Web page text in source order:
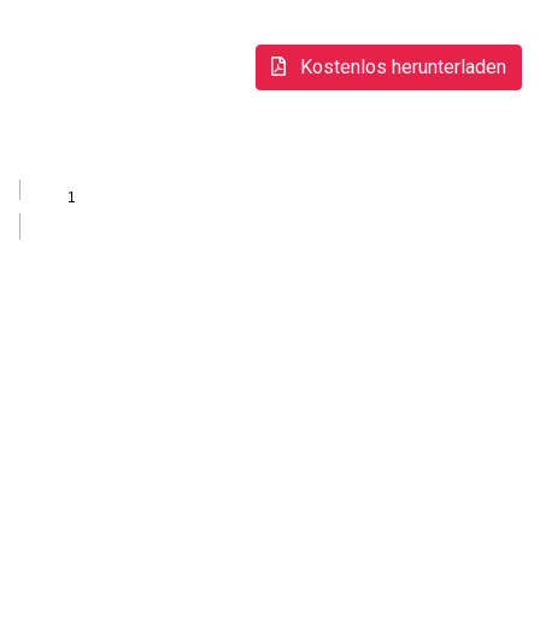
Kostenlos herunterladen